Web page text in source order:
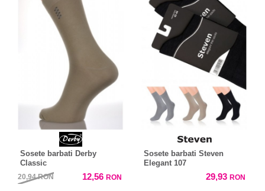
Sosete barbati Derby
Classic
20,94RON 12,56 RON
Sosete barbati Steven
Elegant 107
29,93 RON